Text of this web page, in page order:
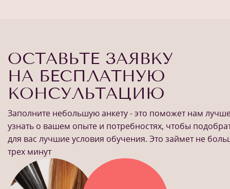
ОСТАВЬТЕ ЗАЯВКУ
НА БЕСПЛАТНУЮ
КОНСУЛЬТАЦИЮ
Заполните небольшую анкету - это поможет нам
узнать о вашем опыте и потребностях, чтобы
для вас лучшие условия обучения. Это займет не
трех минут